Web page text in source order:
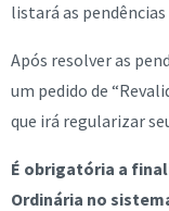
listará as
Após resolver as
um pedido de
que irá regularizar
É obrigatória a
Ordinária no